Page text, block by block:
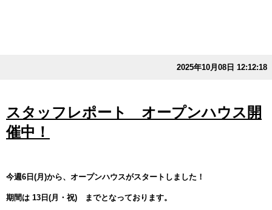
2025年10月08日 12:12:18
スタッフレポート オープンハウス開
催中！
今週6日(月)から、オープンハウスがスタートしました！
期間は 13日(月・祝) までとなっております。